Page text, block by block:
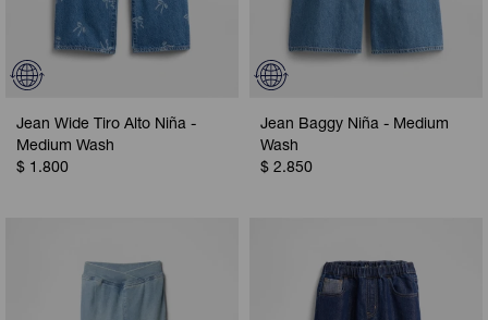
Jean Wide Tiro Alto Niña -
Medium Wash
$ 1.800
Jean Baggy Niña - Medium
Wash
$ 2.850